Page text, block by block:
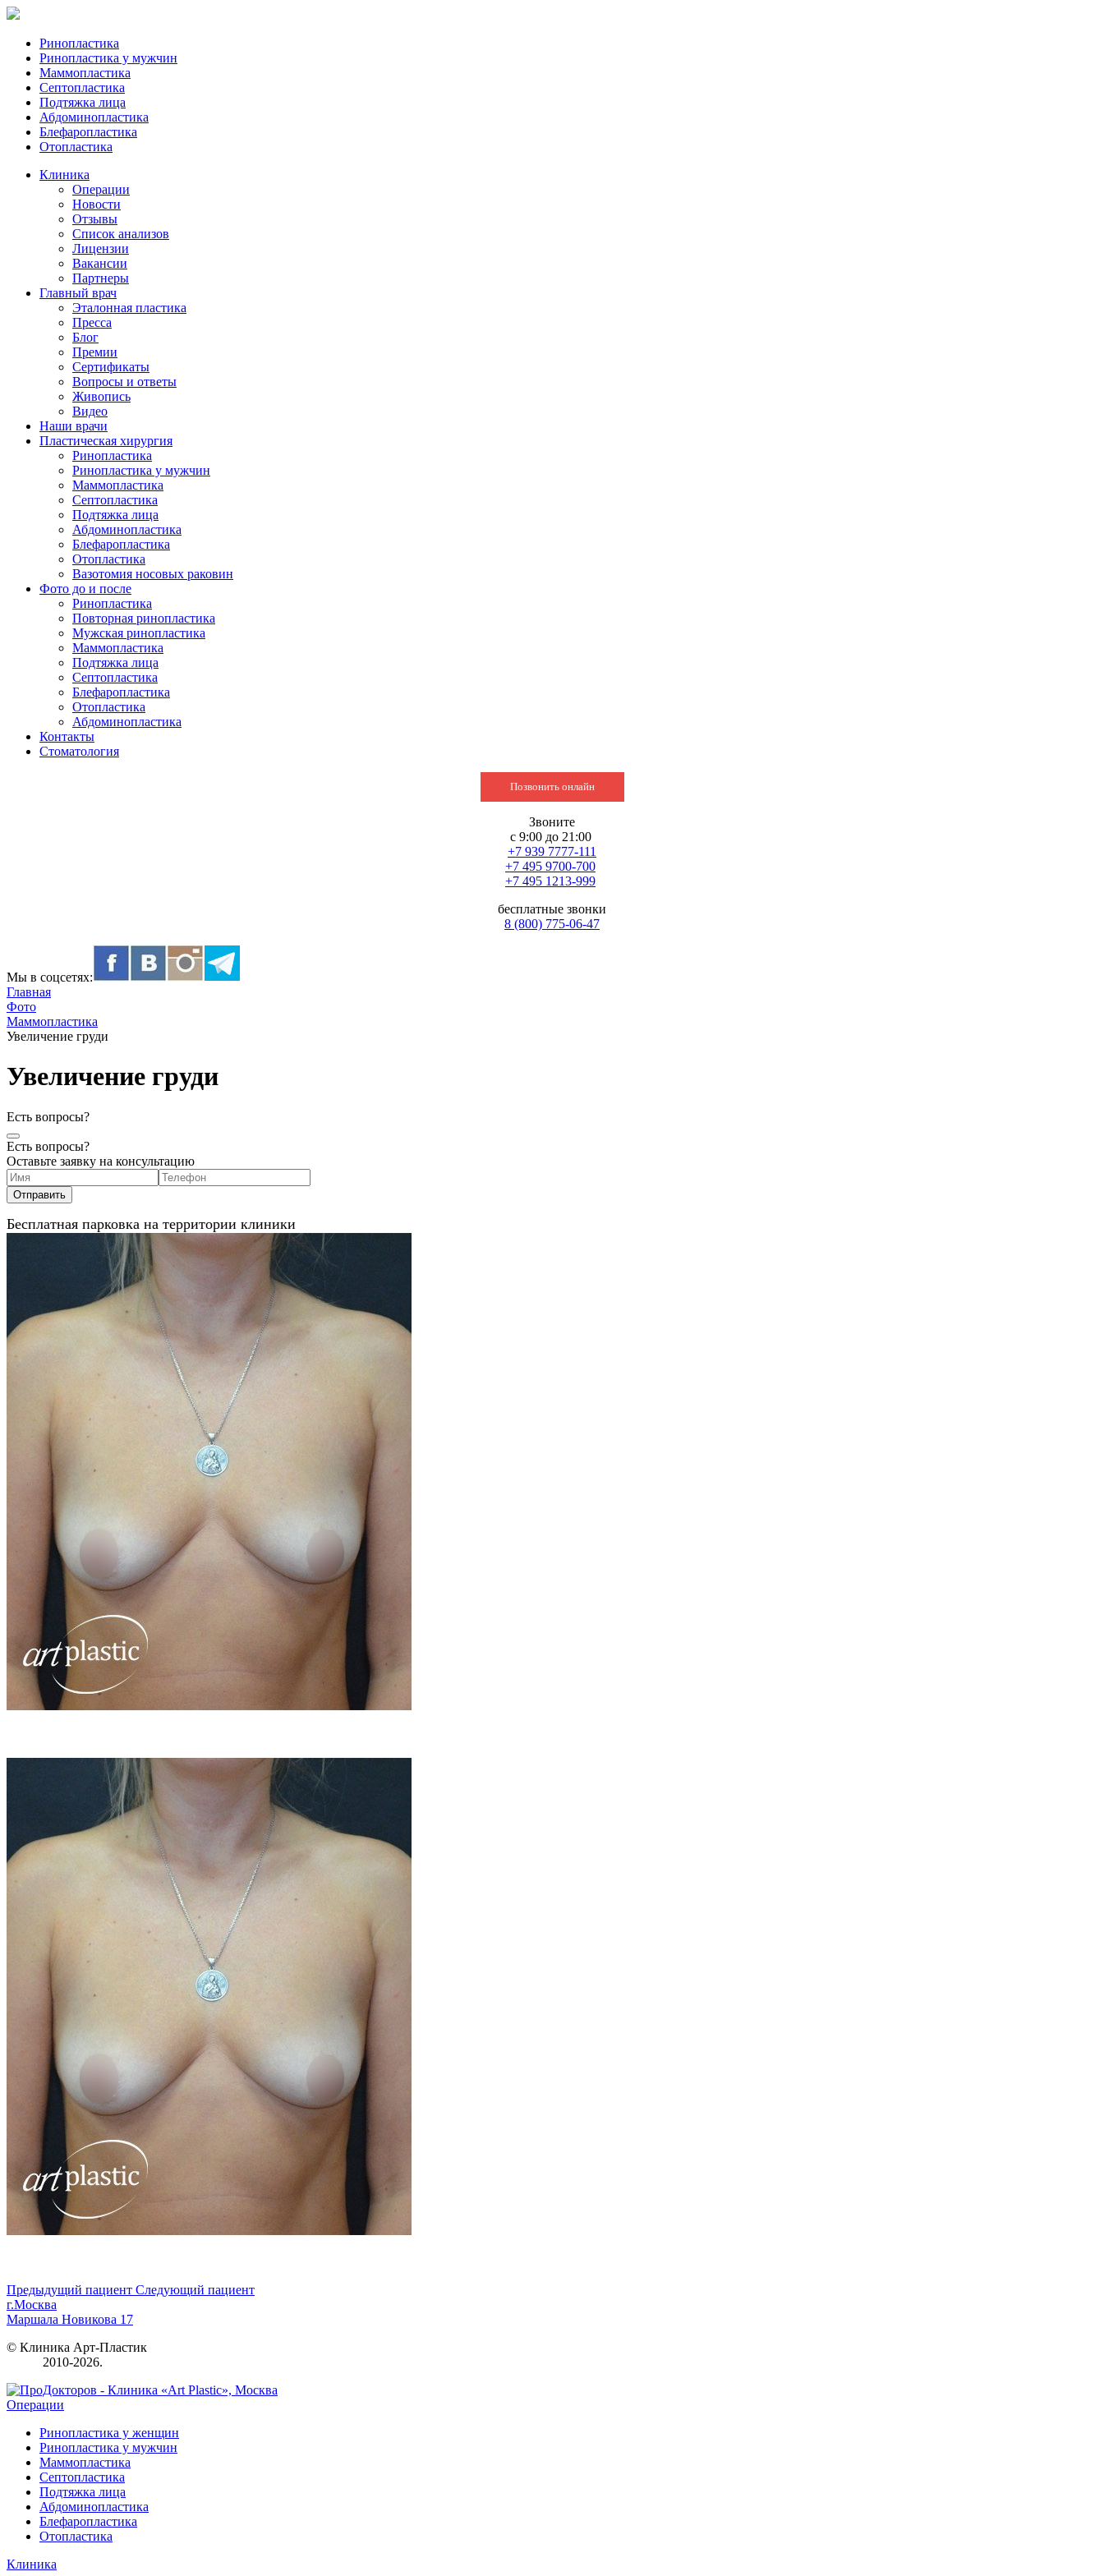
Ринопластика
Ринопластика у мужчин
Маммопластика
Септопластика
Подтяжка лица
Абдоминопластика
Блефаропластика
Отопластика
Клиника
Операции
Новости
Отзывы
Список анализов
Лицензии
Вакансии
Партнеры
Главный врач
Эталонная пластика
Пресса
Блог
Премии
Сертификаты
Вопросы и ответы
Живопись
Видео
Наши врачи
Пластическая хирургия
Ринопластика
Ринопластика у мужчин
Маммопластика
Септопластика
Подтяжка лица
Абдоминопластика
Блефаропластика
Отопластика
Вазотомия носовых раковин
Фото до и после
Ринопластика
Повторная ринопластика
Мужская ринопластика
Маммопластика
Подтяжка лица
Септопластика
Блефаропластика
Отопластика
Абдоминопластика
Контакты
Стоматология
Позвонить онлайн
Звоните
с 9:00 до 21:00
+7 939 7777-111
+7 495 9700-700
+7 495 1213-999
бесплатные звонки
8 (800) 775-06-47
Мы в соцсетях:
Главная
Фото
Маммопластика
Увеличение груди
Увеличение груди
Есть вопросы?
Есть вопросы?
Оставьте заявку на консультацию
Бесплатная парковка на территории клиники
Предыдущий пациент Следующий пациент
г.Москва
Маршала Новикова 17
© Клиника Арт-Пластик
2010-2026.
Операции
Ринопластика у женщин
Ринопластика у мужчин
Маммопластика
Септопластика
Подтяжка лица
Абдоминопластика
Блефаропластика
Отопластика
Клиника